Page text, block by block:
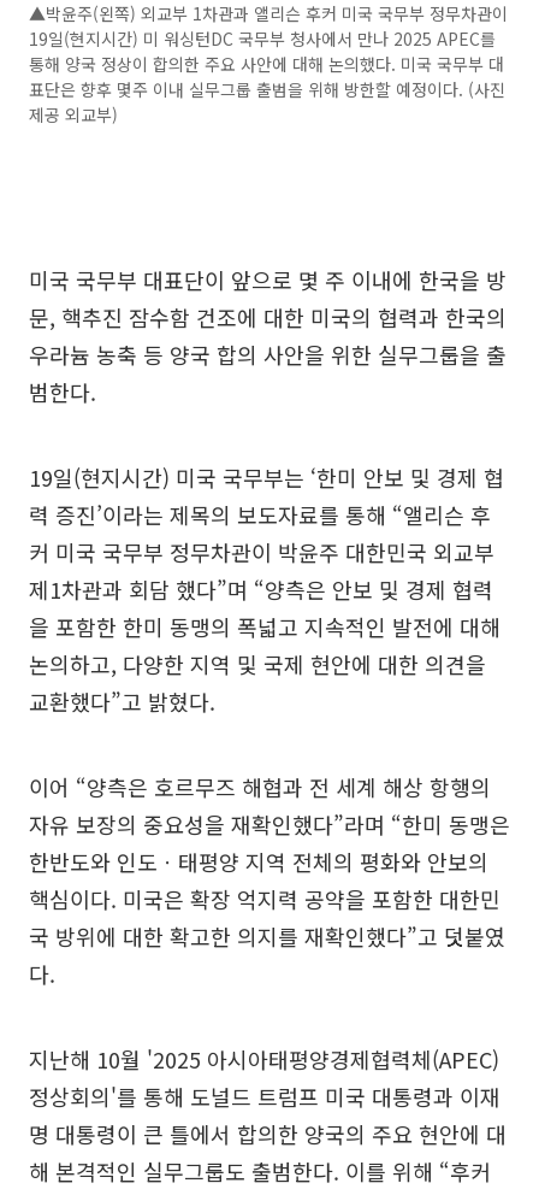
▲박윤주(왼쪽) 외교부 1차관과 앨리슨 후커 미국 국무부 정무차관이
19일(현지시간) 미 워싱턴DC 국무부 청사에서 만나 2025 APEC를
통해 양국 정상이 합의한 주요 사안에 대해 논의했다. 미국 국무부 대
표단은 향후 몇주 이내 실무그룹 출범을 위해 방한할 예정이다. (사진
제공 외교부)
미국 국무부 대표단이 앞으로 몇 주 이내에 한국을 방
문, 핵추진 잠수함 건조에 대한 미국의 협력과 한국의
우라늄 농축 등 양국 합의 사안을 위한 실무그룹을 출
범한다.
19일(현지시간) 미국 국무부는 ‘한미 안보 및 경제 협
력 증진’이라는 제목의 보도자료를 통해 “앨리슨 후
커 미국 국무부 정무차관이 박윤주 대한민국 외교부
제1차관과 회담 했다”며 “양측은 안보 및 경제 협력
을 포함한 한미 동맹의 폭넓고 지속적인 발전에 대해
논의하고, 다양한 지역 및 국제 현안에 대한 의견을
교환했다”고 밝혔다.
이어 “양측은 호르무즈 해협과 전 세계 해상 항행의
자유 보장의 중요성을 재확인했다”라며 “한미 동맹은
한반도와 인도ㆍ태평양 지역 전체의 평화와 안보의
핵심이다. 미국은 확장 억지력 공약을 포함한 대한민
국 방위에 대한 확고한 의지를 재확인했다”고 덧붙였
다.
지난해 10월 '2025 아시아태평양경제협력체(APEC)
정상회의'를 통해 도널드 트럼프 미국 대통령과 이재
명 대통령이 큰 틀에서 합의한 양국의 주요 현안에 대
해 본격적인 실무그룹도 출범한다. 이를 위해 “후커